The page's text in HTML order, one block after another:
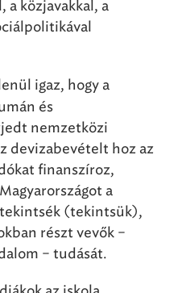
a közjavakkal, a
igaz, hogy a
és
nemzetközi
devizabevételt hoz az
finanszíroz,
a
(tekintsük),
részt vevők –
– tudását.